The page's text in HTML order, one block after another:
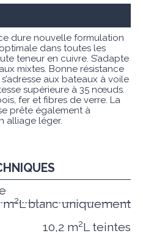
dure nouvelle formulation
dans toutes les
teneur en cuivre. S’adapte
mixtes. Bonne résistance
aux bateaux à voile
supérieure à 35 nœuds.
fer et fibres de verre. La
prête également à
alliage léger.
m2L blanc uniquement
10,2 m2L teintes